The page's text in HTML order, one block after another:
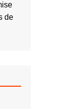
de